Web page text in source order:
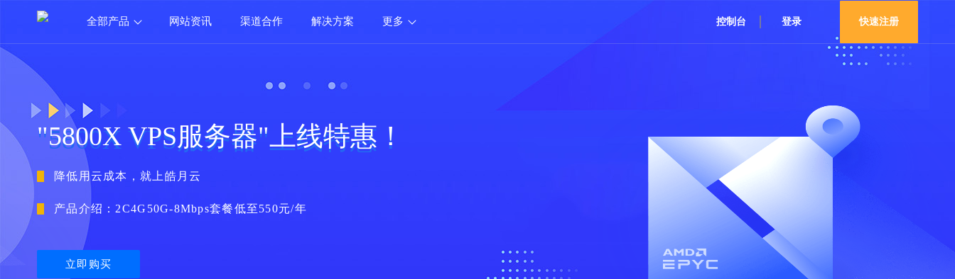
全部产品 网站资讯 渠道合作 解决方案 更多 控制台 登录 快速注册
"5800X VPS服务器"上线特惠！
降低用云成本，就上皓月云
产品介绍：2C4G50G-8Mbps套餐低至550元/年
立即购买